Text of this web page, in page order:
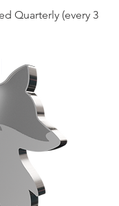
Quarterly (every 3